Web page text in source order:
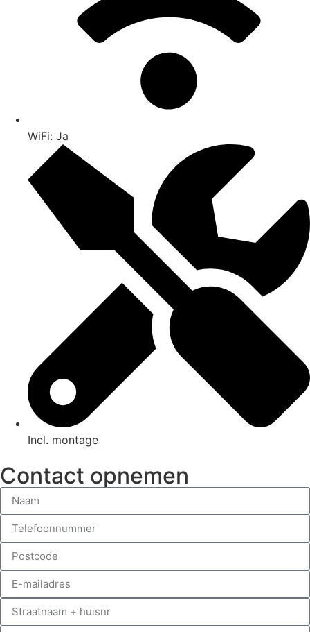
WiFi: Ja
Incl. montage
Contact opnemen